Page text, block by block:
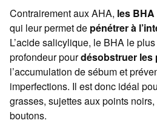
Contrairement aux AHA, les
qui leur permet de pénétrer à
L’acide salicylique, le BHA le
profondeur pourdésobstruer les
l’accumulation de sébum et
imperfections. Il est donc idéal
grasses, sujettes aux points
boutons.